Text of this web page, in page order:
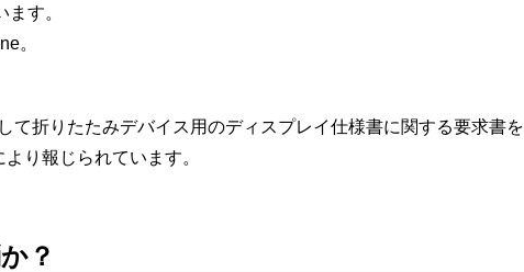
す。
。
て折りたたみデバイス用のディスプレイ仕様書に関する要求書を
り報じられています。
？